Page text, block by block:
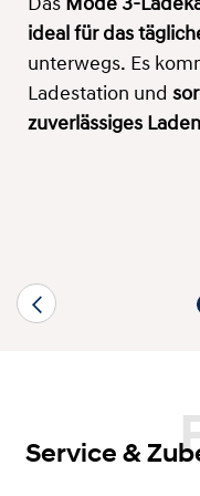
Das Mode 3-
ideal für das
unterwegs. Es
Ladestation und
zuverlässiges
FAQs
Service &